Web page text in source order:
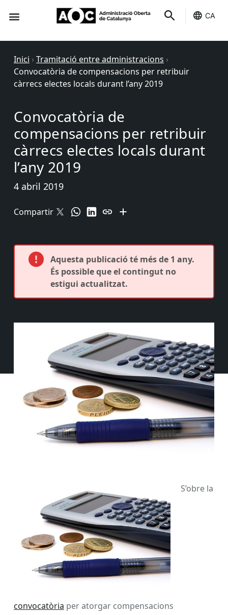
CA
Inici › Tramitació entre administracions ›
Convocatòria de compensacions per retribuir
càrrecs electes locals durant l’any 2019
Convocatòria de
compensacions per retribuir
càrrecs electes locals durant
l’any 2019
4 abril 2019
Compartir
Aquesta publicació té més de 1 any.
És possible que el contingut no
estigui actualitzat.
S’obre la
convocatòria per atorgar compensacions